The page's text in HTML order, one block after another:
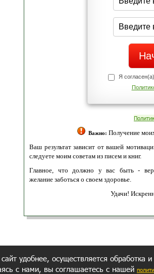
Я
Важно: Получение
Ваш результат зависит от вашей
следуете моим советам из писем и книг.
Главное, что должно у вас быть -
желание заботься о своем здоровье.
Удачи!
удобнее, осуществляется обработка
с нами, вы соглашаетесь с нашей